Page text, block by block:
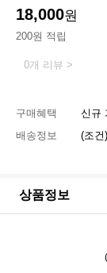
18,000원
200원 적립
0개 리뷰 >
구매혜택
신규
배송정보
(조건)
상품정보